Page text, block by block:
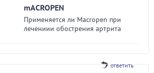
mACROPEN
Применяется ли Macropen при
лечениии обострения артрита
ответить